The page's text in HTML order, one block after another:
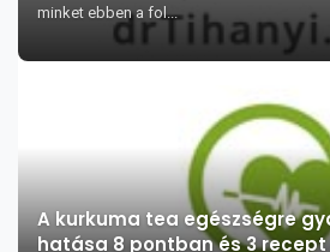
minket ebben a fol...
A kurkuma tea egészségre
hatása 8 pontban és 3 recept